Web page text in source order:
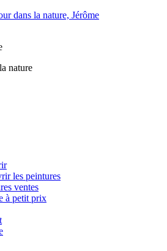
nature
les peintures
ventes
à petit prix